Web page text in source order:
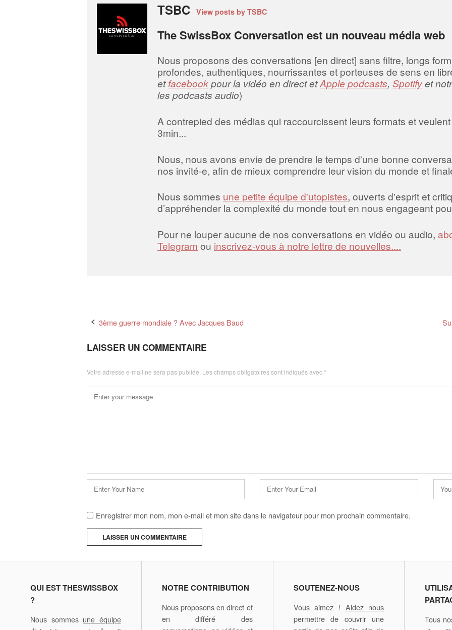
TSBC View posts by TSBC
The SwissBox Conversation est un nouveau média web
Nous proposons des conversations [en direct] sans filtre, longs
profondes, authentiques, nourrissantes et porteuses de sens en
etfacebookpour la vidéo en direct etApple podcasts, Spotifyet
les podcasts audio)
A contrepied des médias qui raccourcissent leurs formats et
3min...
Nous, nous avons envie de prendre le temps d'une bonne
nos invité-e, afin de mieux comprendre leur vision du monde et
Nous sommes une petite équipe d'utopistes, ouverts d'esprit et
d’appréhender la complexité du monde tout en nous engageant
Pour ne louper aucune de nos conversations en vidéo ou audio,
Telegram ou inscrivez-vous à notre lettre de nouvelles....
Post
navigation
3ème guerre mondiale ? Avec Jacques Baud
LAISSER UN COMMENTAIRE
Votre adresse e-mail ne sera pas publiée. Les champs obligatoires sont indiqués avec*
Commentaire
Nom
Site
Enregistrer mon nom, mon e-mail et mon site dans le navigateur pour mon prochain commentaire.
l
e
a
QUI EST THESWISSBOX
?
Nous sommes une équipe
NOTRE CONTRIBUTION
Nous proposons en direct et
en différé des
SOUTENEZ-NOUS
Vous aimez ! Aidez nous
permettre de couvrir une
Tous